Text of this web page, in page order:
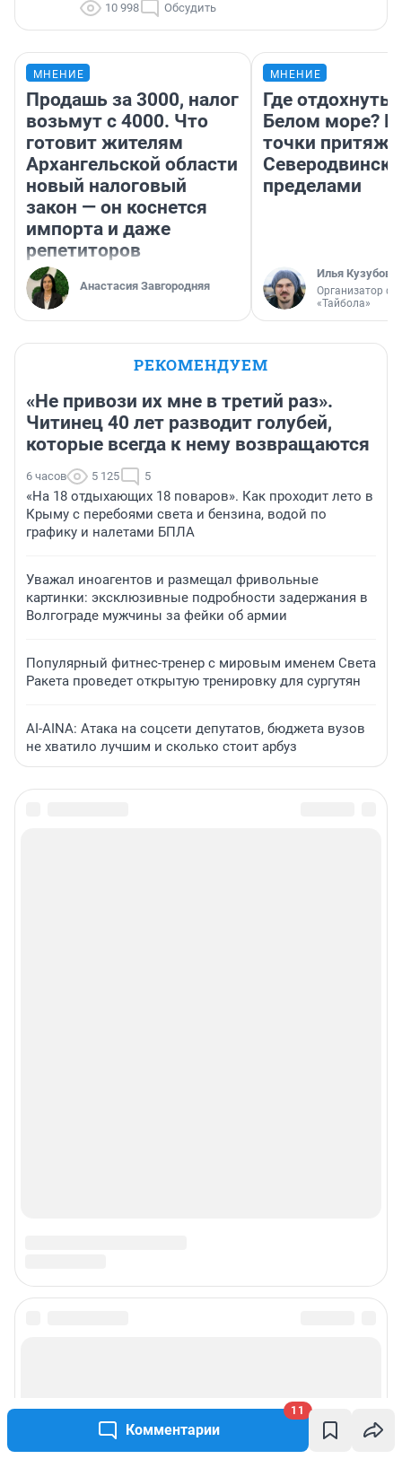
Комментарии
11
10 998 Обсудить
МНЕНИЕ
Продашь за 3000, налог
возьмут с 4000. Что
готовит жителям
Архангельской области
новый налоговый
закон — он коснется
импорта и даже
репетиторов
Анастасия Завгородняя
МНЕНИЕ
Где отдохнуть
Белом море?
точки
Северодвинске
пределами
Илья Кузубов
Организатор
«Тайбола»
РЕКОМЕНДУЕМ
«Не привози их мне в третий раз».
Читинец 40 лет разводит голубей,
которые всегда к нему возвращаются
6 часов 5 125 5
«На 18 отдыхающих 18 поваров». Как проходит лето в
Крыму с перебоями света и бензина, водой по
графику и налетами БПЛА
Уважал иноагентов и размещал фривольные
картинки: эксклюзивные подробности задержания в
Волгограде мужчины за фейки об армии
Популярный фитнес-тренер с мировым именем Света
Ракета проведет открытую тренировку для сургутян
AI-AINA: Атака на соцсети депутатов, бюджета вузов
не хватило лучшим и сколько стоит арбуз